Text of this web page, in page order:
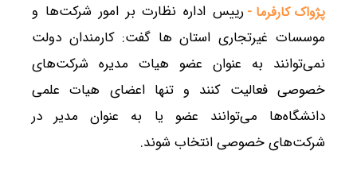
پژواک کارفرما - رییس اداره نظارت بر امور شرکت‌ها و
موسسات غیرتجاری استان ها گفت: کارمندان دولت
نمی‌توانند به عنوان عضو هیات مدیره شرکت‌های
خصوصی فعالیت کنند و تنها اعضای هیات علمی
دانشگاه‌ها می‌توانند عضو یا به عنوان مدیر در
شرکت‌های خصوصی انتخاب شوند.